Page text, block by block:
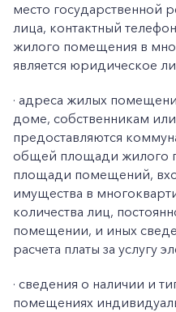
место государственной
лица, контактный
жилого помещения в
является юридическое
· адреса жилых
доме, собственникам
предоставляются
общей площади жилого
площади помещений,
имущества в
количества лиц,
помещении, и иных
расчета платы за услугу
· сведения о наличии и
помещениях